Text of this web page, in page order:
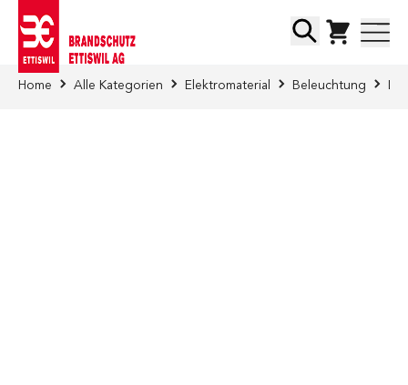
Suche
Home Alle Kategorien Elektromaterial Beleuchtung